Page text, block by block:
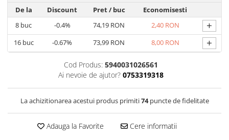
De la
Discount Pret/ buc
Economisesti
8 buc -0.4% 74,19 RON 2,40 RON +
16buc -0.67% 73,99 RON 8,00 RON +
Cod Produs: 5940031026561
Ai nevoie de ajutor? 0753319318
La achizitionarea acestui produs primiti74puncte de fidelitate
Adauga la Favorite Cere informatii